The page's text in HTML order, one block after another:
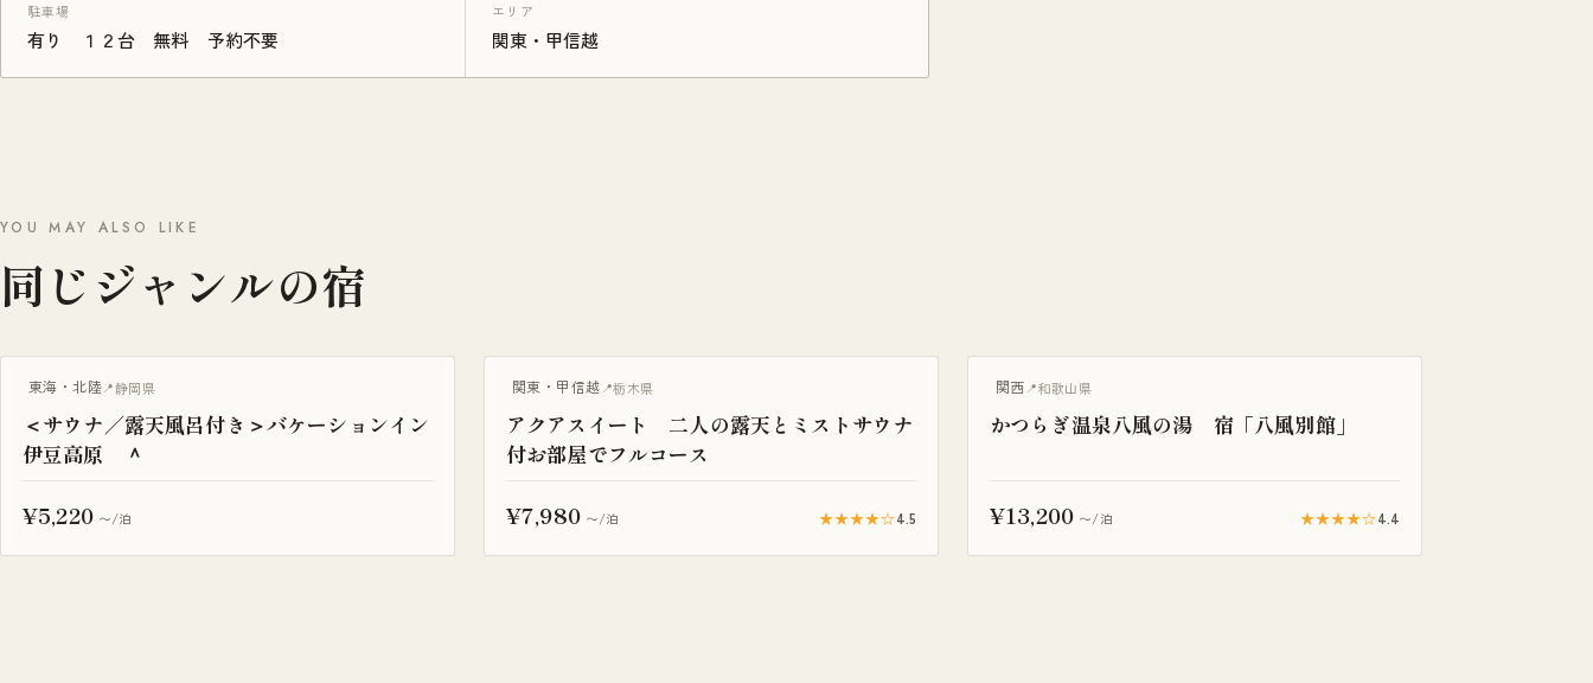
駐車場
有り １２台 無料 予約不要
エリア
関東・甲信越
YOU MAY ALSO LIKE
同じジャンルの宿
サウナ付き
東海・北陸 静岡県
＜サウナ／露天風呂付き＞バケーションイン
伊豆高原 ＾
¥5,220 〜/泊
サウナ付き
関東・甲信越 栃木県
アクアスイート 二人の露天とミストサウナ
付お部屋でフルコース
¥7,980 〜/泊 ★★★★☆4.5
サウナ付き
関西 和歌山県
かつらぎ温泉八風の湯 宿「八風別館」
¥13,200 〜/泊 ★★★★☆4.4